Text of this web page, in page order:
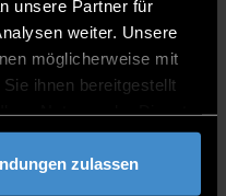
unsere Partner für
weiter. Unsere
möglicherweise mit
ihnen bereitgestellt
zulassen